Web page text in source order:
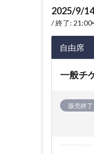
2025/9/
終了: 21:00
自由席
一般チ
販売終了